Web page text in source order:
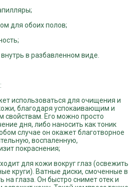
для обоих полов;
в разбавленном виде.
использоваться для очищения и
благодаря успокаивающим и
свойствам. Его можно просто
дня, либо наносить как тоник
случае он окажет благотворное
воспаленную,
покраснения;
для кожи вокруг глаз (освежить
круги). Ватные диски, смоченные в
глаза. Он быстро снимет отек и